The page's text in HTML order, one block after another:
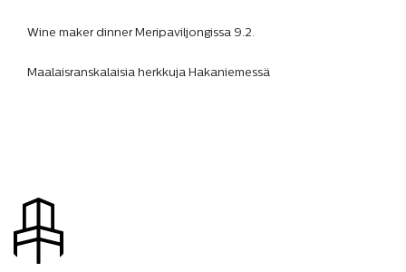
Wine maker dinner Meripaviljongissa 9.2.
Maalaisranskalaisia herkkuja Hakaniemessä